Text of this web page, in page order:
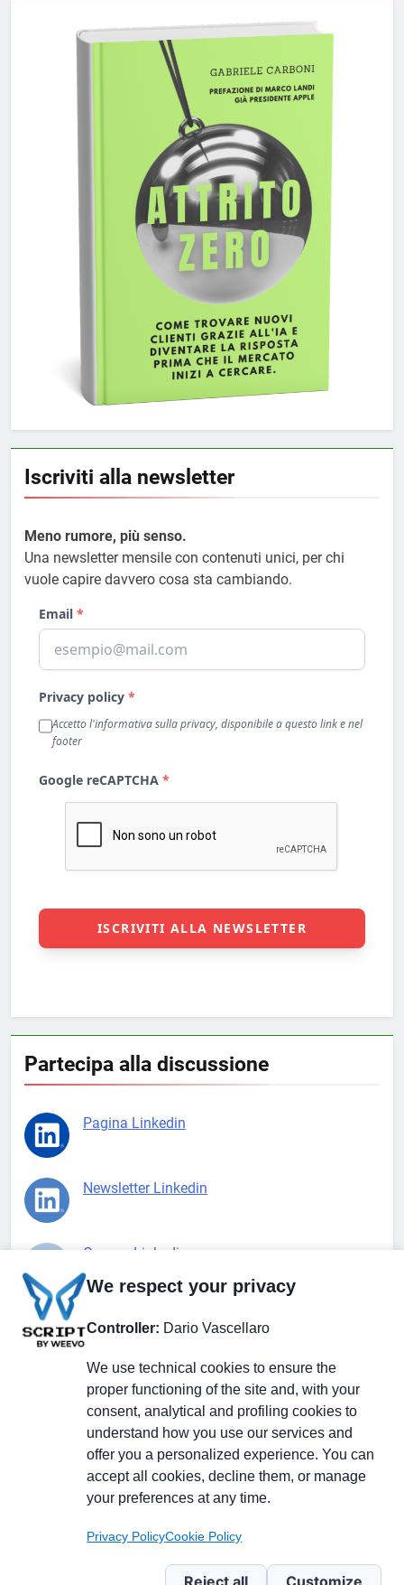
Iscriviti alla newsletter
Meno rumore, più senso.
Una newsletter mensile con contenuti unici, per chi
vuole capire davvero cosa sta cambiando.
Partecipa alla discussione
Pagina Linkedin
Newsletter Linkedin
Gruppo Linkedin
Pagina Facebook
X.com
Il Giornale delle PMI.
Testata giornalistica
registrata al Tribunale di
Milano n. 353 del 19
novembre 2013 Powered By
Privacy PolicyCookie
We respect your privacy
Controller: Dario Vascellaro
We use technical cookies to ensure the
proper functioning of the site and, with your
consent, analytical and profiling cookies to
understand how you use our services and
offer you a personalized experience. You can
accept all cookies, decline them, or manage
your preferences at any time.
Privacy PolicyCookie Policy
Reject all Customize